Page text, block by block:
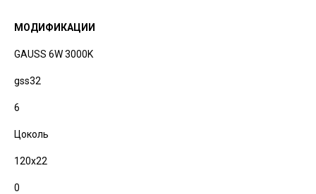
МОДИФИКАЦИИ
GAUSS 6W 3000K
gss32
6
Цоколь
120х22
0